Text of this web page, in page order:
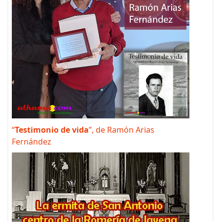
“Testimonio de vida”, de Ramón Arias
Fernández